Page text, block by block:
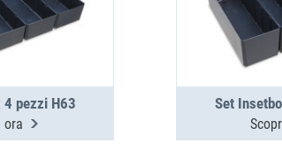
4 pezzi H63
ora
Set